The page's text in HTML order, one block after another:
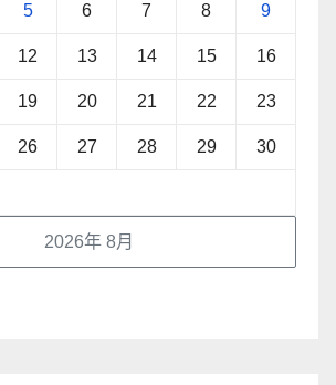
2026年 8月
5 6 7 8 9
12 13 14 15 16
19 20 21 22 23
26 27 28 29 30